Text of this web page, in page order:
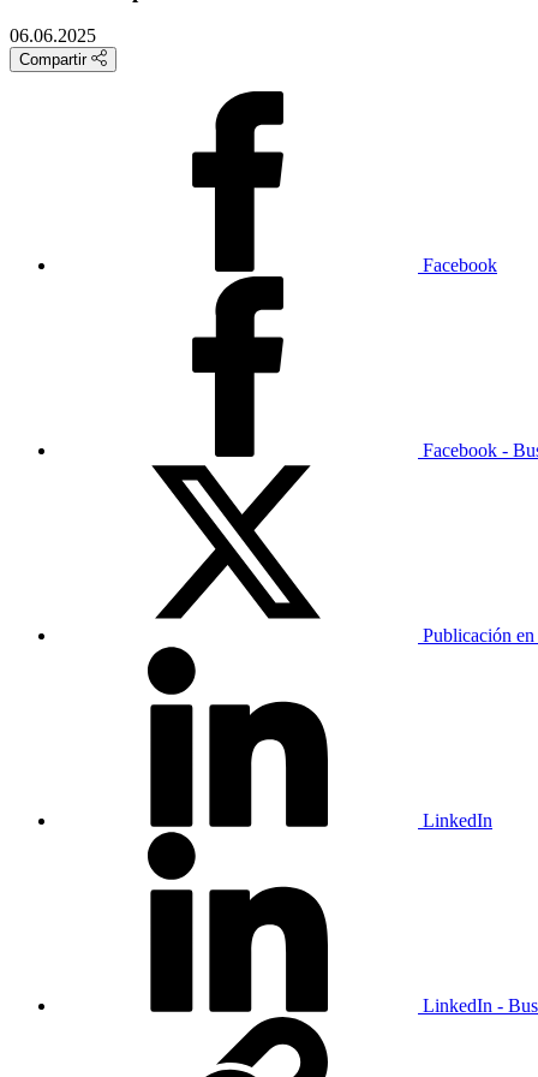
06.06.2025
Compartir
Facebook
Facebook -
Publicación
LinkedIn
LinkedIn -